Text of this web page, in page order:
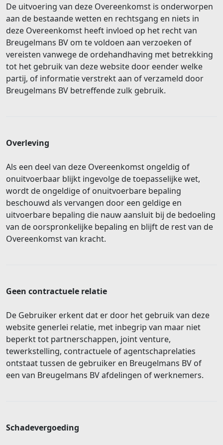
De uitvoering van deze Overeenkomst is onderworpen
aan de bestaande wetten en rechtsgang en niets in
deze Overeenkomst heeft invloed op het recht van
Breugelmans BV om te voldoen aan verzoeken of
vereisten vanwege de ordehandhaving met betrekking
tot het gebruik van deze website door eender welke
partij, of informatie verstrekt aan of verzameld door
Breugelmans BV betreffende zulk gebruik.
Overleving
Als een deel van deze Overeenkomst ongeldig of
onuitvoerbaar blijkt ingevolge de toepasselijke wet,
wordt de ongeldige of onuitvoerbare bepaling
beschouwd als vervangen door een geldige en
uitvoerbare bepaling die nauw aansluit bij de bedoeling
van de oorspronkelijke bepaling en blijft de rest van de
Overeenkomst van kracht.
Geen contractuele relatie
De Gebruiker erkent dat er door het gebruik van deze
website generlei relatie, met inbegrip van maar niet
beperkt tot partnerschappen, joint venture,
tewerkstelling, contractuele of agentschaprelaties
ontstaat tussen de gebruiker en Breugelmans BV of
een van Breugelmans BV afdelingen of werknemers.
Schadevergoeding